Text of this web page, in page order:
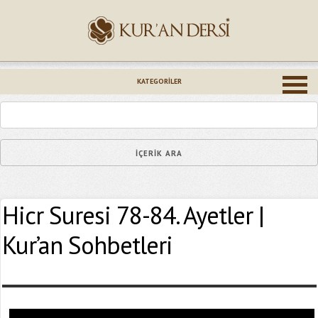
KATEGORILER
Hicr Suresi 78-84. Ayetler |
Kur’an Sohbetleri
Epostanız (*)
Yaşadığınız Hatanın Ayrıntıları